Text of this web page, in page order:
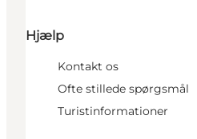
Hjælp
Kontakt os
Ofte stillede spørgsmål
Turistinformationer